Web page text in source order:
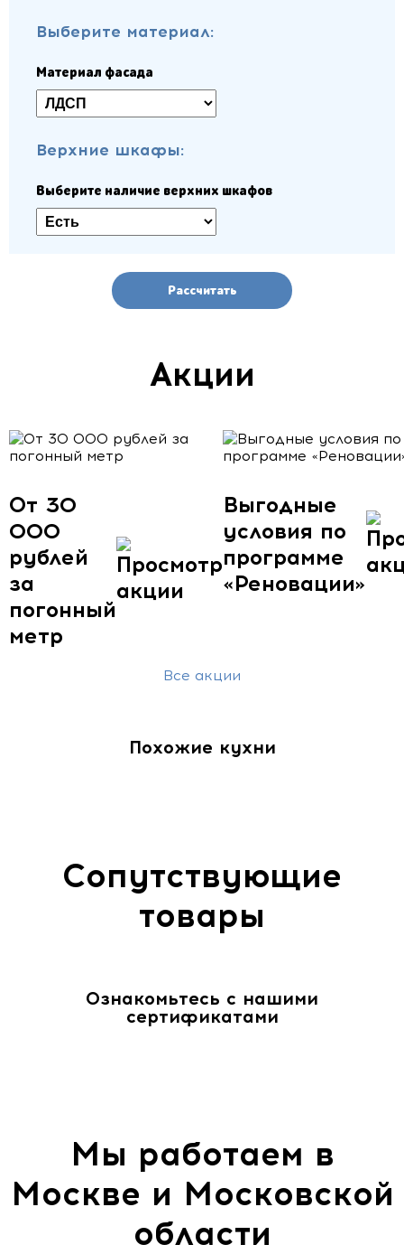
Выберите материал:
Материал фасада
Верхние шкафы:
Выберите наличие верхних шкафов
Рассчитать
Акции
От 30
000
рублей
за
погонный
метр
Выгодные
условия по
программе
«Реновации»
Все акции
Похожие кухни
Сопутствующие
товары
Ознакомьтесь с нашими
сертификатами
Мы работаем в
Москве и Московской
области